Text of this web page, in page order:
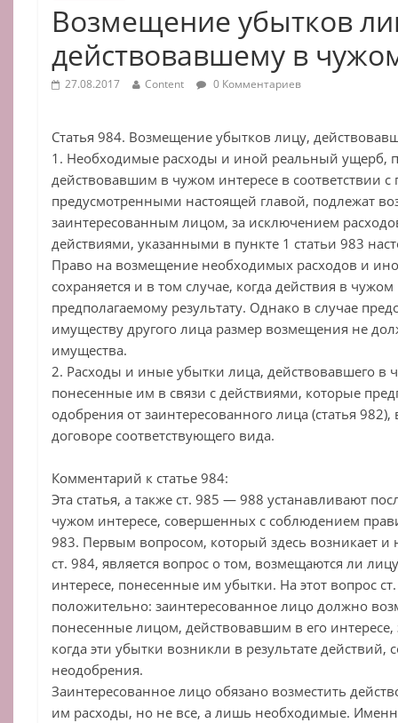
Возмещение убытков
действовавшему в
27.08.2017 Content 0 Комментариев
Статья 984. Возмещение убытков лицу,
1. Необходимые расходы и иной реальный ущерб,
действовавшим в чужом интересе в соответствии
предусмотренными настоящей главой, подлежат
заинтересованным лицом, за исключением
действиями, указанными в пункте 1 статьи 983
Право на возмещение необходимых расходов и
сохраняется и в том случае, когда действия в
предполагаемому результату. Однако в случае
имуществу другого лица размер возмещения не
имущества.
2. Расходы и иные убытки лица, действовавшего в
понесенные им в связи с действиями, которые
одобрения от заинтересованного лица (статья
договоре соответствующего вида.
Комментарий к статье 984:
Эта статья, а также ст. 985 — 988 устанавливают
чужом интересе, совершенных с соблюдением
983. Первым вопросом, который здесь возникает и
ст. 984, является вопрос о том, возмещаются ли
интересе, понесенные им убытки. На этот вопрос
положительно: заинтересованное лицо должно
понесенные лицом, действовавшим в его
когда эти убытки возникли в результате
неодобрения.
Заинтересованное лицо обязано возместить
им расходы, но не все, а лишь необходимые.